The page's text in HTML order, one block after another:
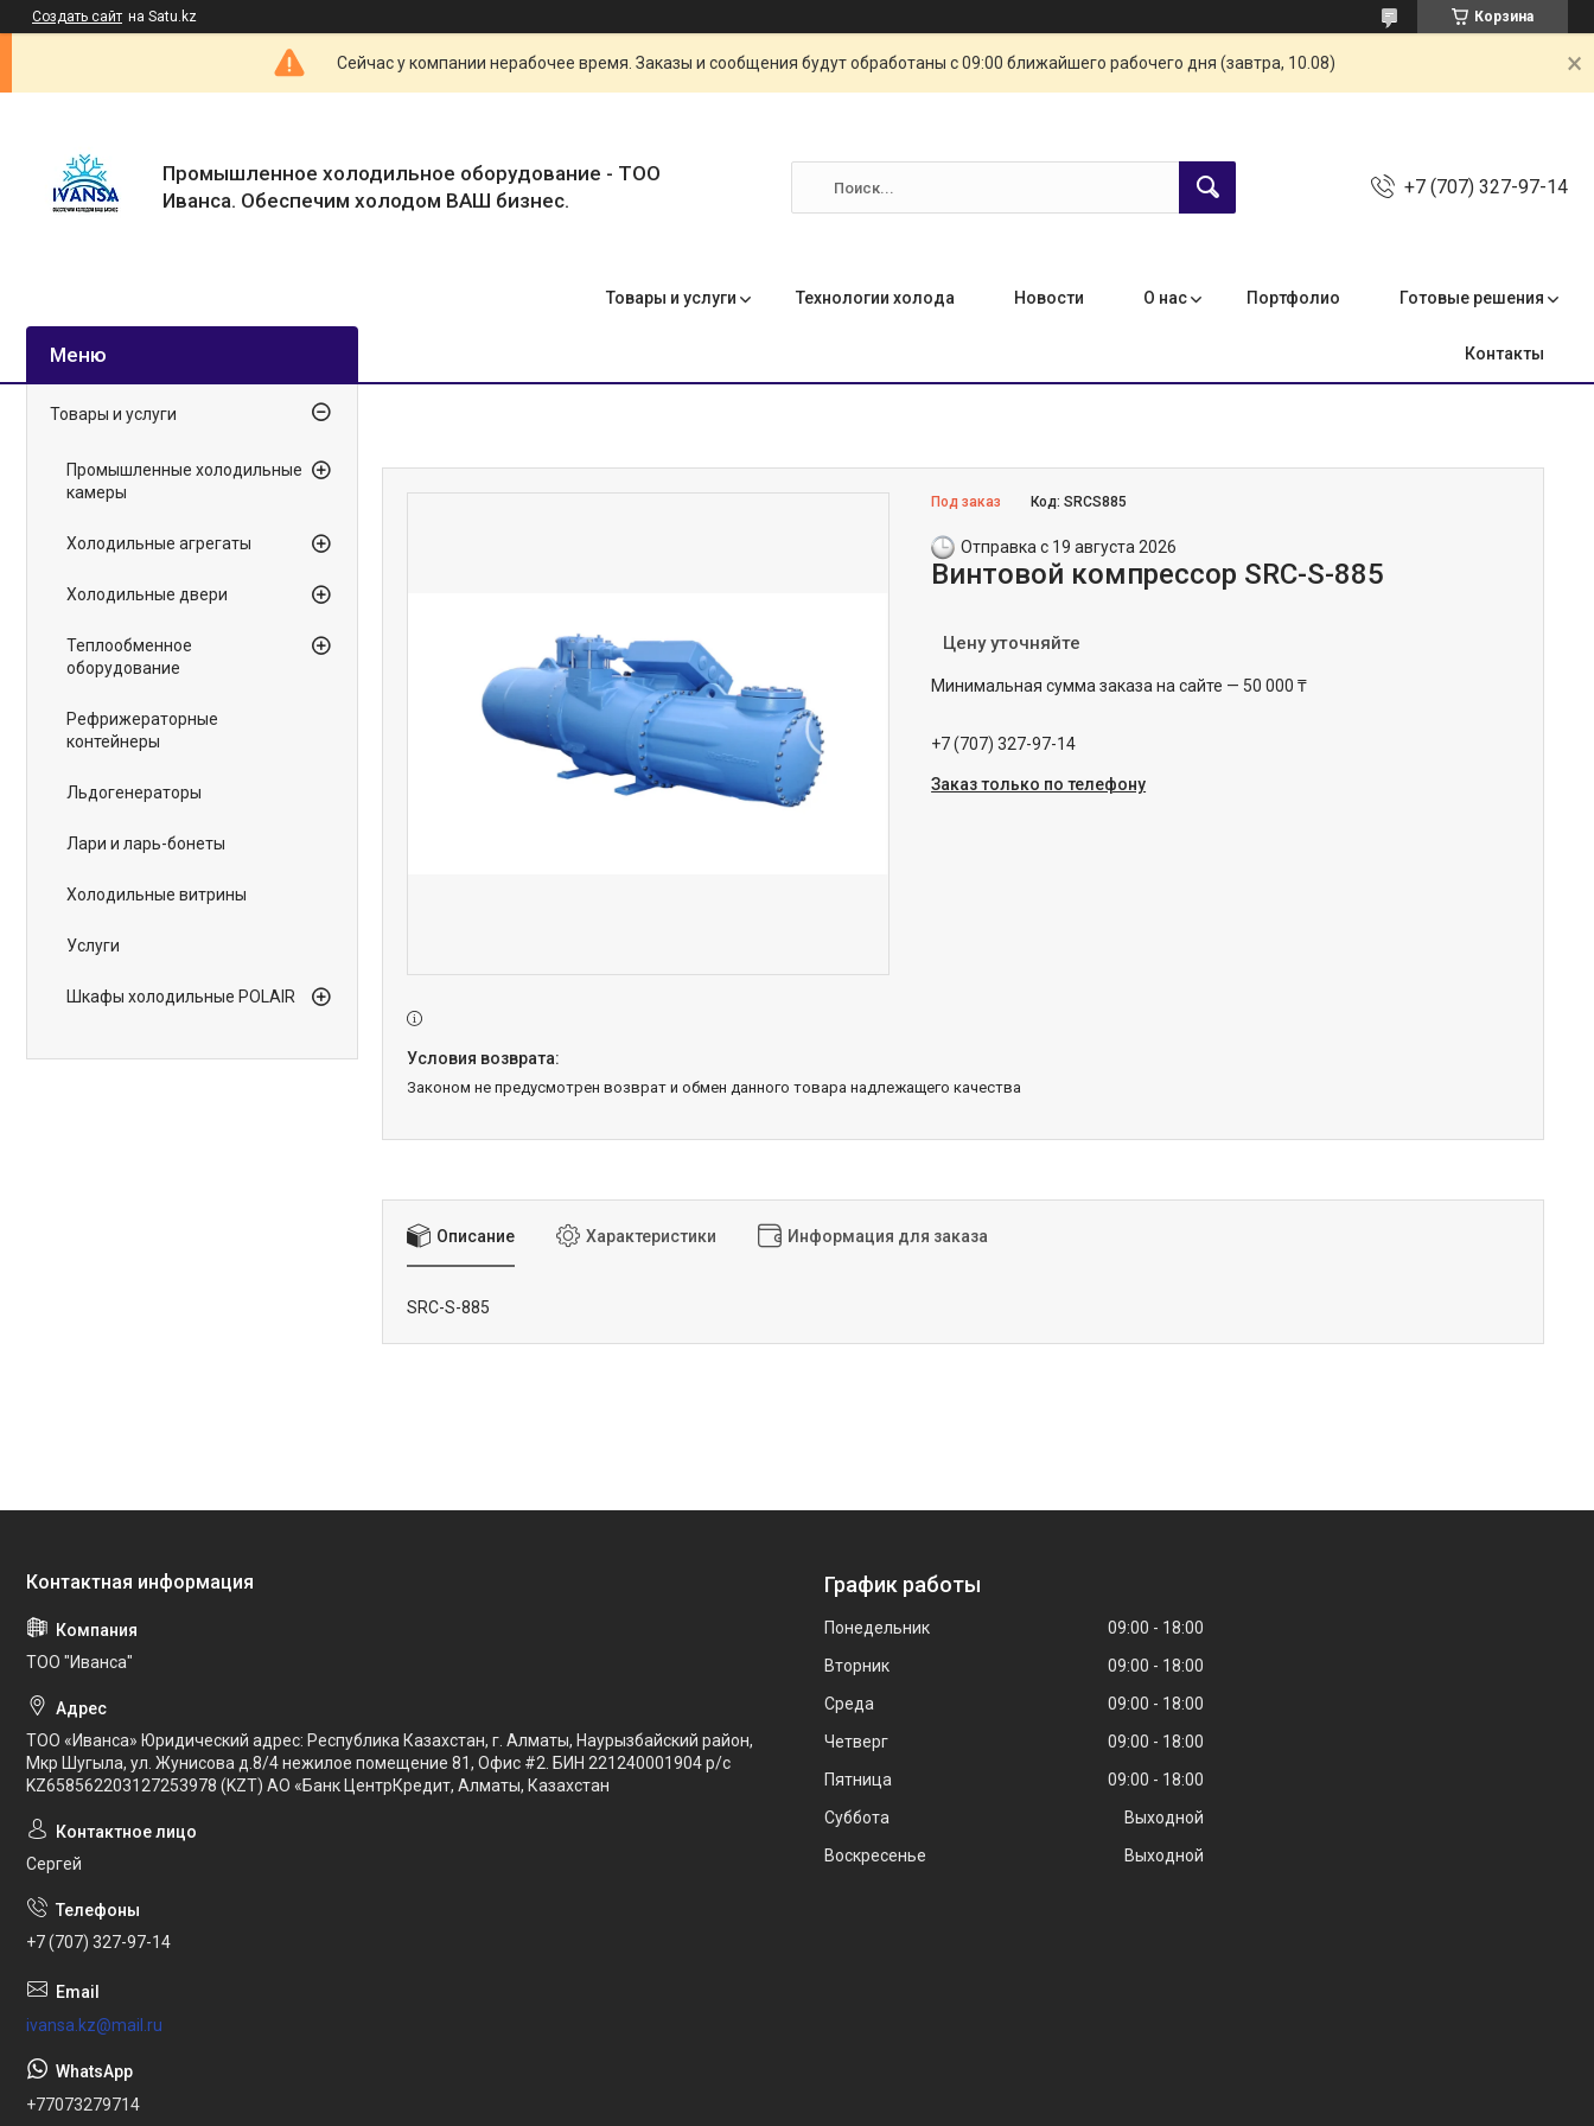
Создать сайт на Satu.kz Корзина
Сейчас у компании нерабочее время. Заказы и сообщения будут обработаны с 09:00 ближайшего рабочего дня (завтра, 10.08)
Промышленное холодильное оборудование - ТОО
Иванса. Обеспечим холодом ВАШ бизнес.
+7 (707) 327-97-14
Товары и услуги Технологии холода Новости О нас Портфолио Готовые решения
Контакты
Под заказ Код:SRCS885
Отправка с 19 августа 2026
Винтовой компрессор SRC-S-885
Цену уточняйте
Минимальная сумма заказа на сайте — 50 000 ₸
+7 (707) 327-97-14
Заказ только по телефону
Законом не предусмотрен возврат и обмен данного товара надлежащего качества
Описание Характеристики Информация для заказа
SRC-S-885
Товары и услуги
Промышленные холодильные
камеры
Холодильные агрегаты
Холодильные двери
Теплообменное
оборудование
Рефрижераторные
контейнеры
Льдогенераторы
Лари и ларь-бонеты
Холодильные витрины
Услуги
Шкафы холодильные POLAIR
ТОО "Иванса"
ТОО «Иванса» Юридический адрес: Республика Казахстан, г. Алматы, Наурызбайский район,
Мкр Шугыла, ул. Жунисова д.8/4 нежилое помещение 81, Офис #2. БИН 221240001904 р/с
KZ658562203127253978 (KZT) АО «Банк ЦентрКредит, Алматы, Казахстан
Сергей
+7 (707) 327-97-14
ivansa.kz@mail.ru
+77073279714
График работы
Понедельник 09:00
18:00
Вторник
09:00
18:00
Среда
09:00
18:00
Четверг
09:00
18:00
Пятница
09:00
18:00
Суббота
Выходной
Воскресенье
Выходной